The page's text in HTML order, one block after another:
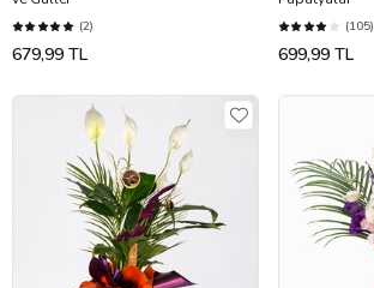
(2)
679,99 TL
(105)
699,99 TL